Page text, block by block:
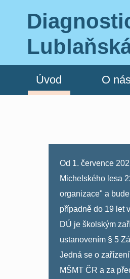
Úvod O
Od 1. července
Michelského lesa
organizace" a
případně do 19 let
DÚ je školským
ustanovením § 5
Jedná se o
MŠMT ČR a za